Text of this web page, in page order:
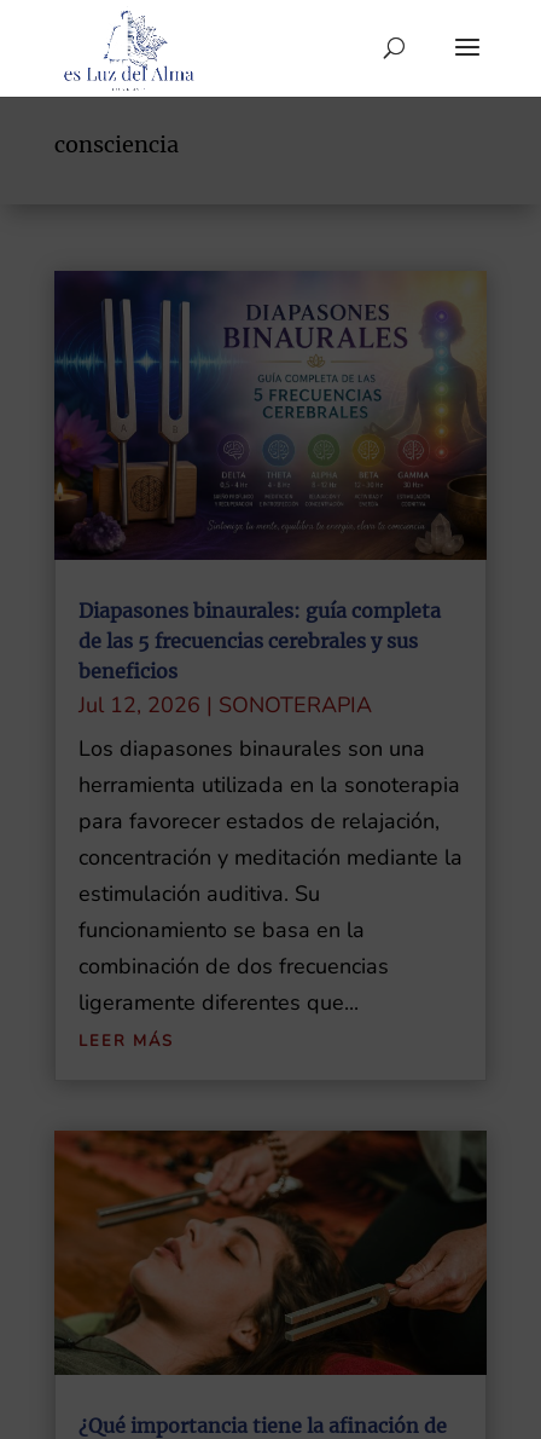
consciencia
Diapasones binaurales: guía completa
de las 5 frecuencias cerebrales y sus
beneficios
Jul 12, 2026 | SONOTERAPIA
Los diapasones binaurales son una
herramienta utilizada en la sonoterapia
para favorecer estados de relajación,
concentración y meditación mediante la
estimulación auditiva. Su
funcionamiento se basa en la
combinación de dos frecuencias
ligeramente diferentes que...
LEER MÁS
¿Qué importancia tiene la afinación de